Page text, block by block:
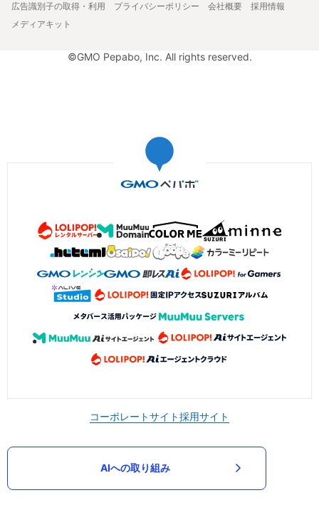
広告識別子の取得・利用
プライバシーポリシー 会社概要
採用情報
メディアキット
©GMO Pepabo, Inc. All rights reserved.
コーポレートサイト採用サイト
AIへの取り組み